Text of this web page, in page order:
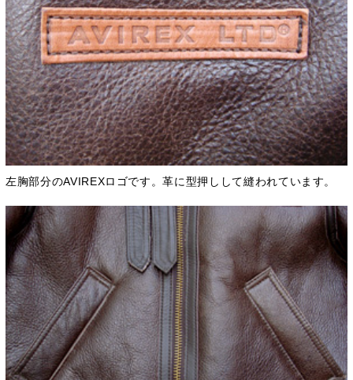
左胸部分のAVIREXロゴです。革に型押しして縫われています。